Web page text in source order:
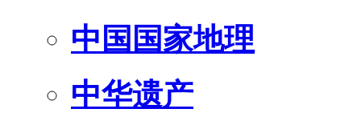
中国国家地理
中华遗产